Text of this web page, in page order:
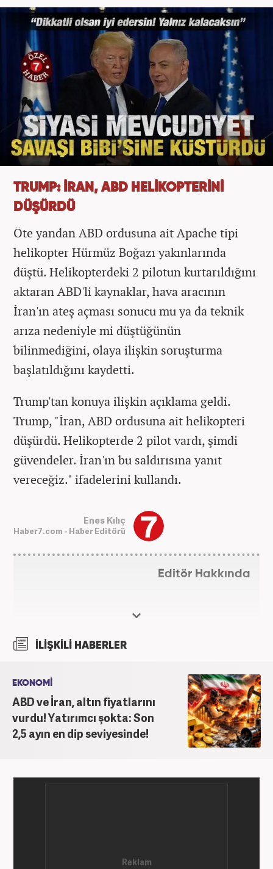
TRUMP: İRAN, ABD HELİKOPTERİNİ
DÜŞÜRDÜ
Öte yandan ABD ordusuna ait Apache tipi
helikopter Hürmüz Boğazı yakınlarında
düştü. Helikopterdeki 2 pilotun kurtarıldığını
aktaran ABD'li kaynaklar, hava aracının
İran'ın ateş açması sonucu mu ya da teknik
arıza nedeniyle mi düştüğünün
bilinmediğini, olaya ilişkin soruşturma
başlatıldığını kaydetti.
Trump'tan konuya ilişkin açıklama geldi.
Trump, "İran, ABD ordusuna ait helikopteri
düşürdü. Helikopterde 2 pilot vardı, şimdi
güvendeler. İran'ın bu saldırısına yanıt
vereceğiz." ifadelerini kullandı.
Enes Kılıç
Haber7.com - Haber Editörü
Editör Hakkında
İLİŞKİLİ HABERLER
EKONOMİ
ABD ve İran, altın fiyatlarını
vurdu! Yatırımcı şokta: Son
2,5 ayın en dip seviyesinde!